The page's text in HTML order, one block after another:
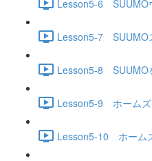
Lesson5-6 SUUMO
Lesson5-7 SUUMO
Lesson5-8 SUUMO
Lesson5-9 ホームズ
Lesson5-10 ホーム